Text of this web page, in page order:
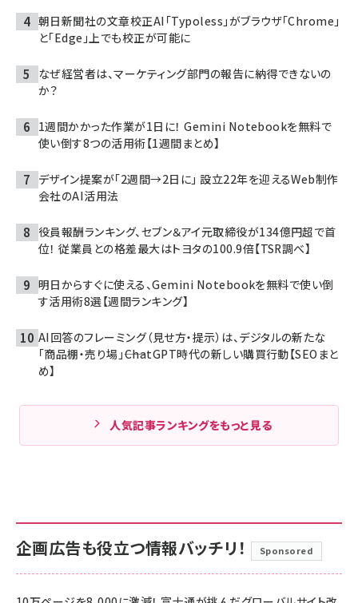
朝日新聞社の文章校正AI「Typoless」がブラウザ「Chrome」
と「Edge」上でも校正が可能に
なぜ経営者は、マーケティング部門の報告に納得できないの
か？
1週間かかった作業が1日に！ Gemini Notebookを無料で
使い倒す8つの活用術【1週間まとめ】
デザイン提案が「2週間→2日に」 設立22年を迎えるWeb制作
会社のAI活用法
役員報酬ランキング、セブン＆アイ元取締役が134億円超で首
位！ 従業員との格差最大はトヨタの100.9倍【TSR調べ】
明日からすぐに使える、Gemini Notebookを無料で使い倒
す活用術8選【週間ランキング】
AI回答のフレーミング（見せ方・提示）は、デジタルの新たな
「商品棚・売り場」――ChatGPT時代の新しい購買行動【SEOまと
め】
人気記事ランキングをもっと見る
企画広告も役立つ情報バッチリ！ Sponsored